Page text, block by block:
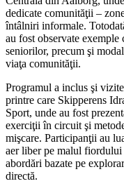
dedicate comunităţii –
întâlniri informale.
au fost observate
seniorilor, precum şi
viaţa comunităţii.
Programul a inclus şi
printre care Skipperens
Sport, unde au fost
exerciţii în circuit şi
mişcare. Participanţii au
aer liber pe malul
abordări bazate pe
directă.